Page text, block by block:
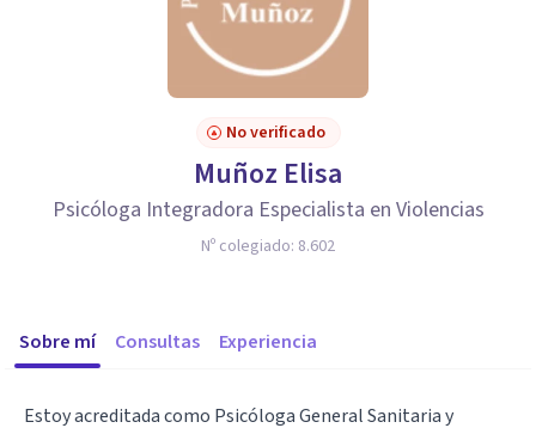
No verificado
Muñoz Elisa
Psicóloga Integradora Especialista en Violencias
Nº colegiado: 8.602
Sobre mí Consultas Experiencia
Estoy acreditada como Psicóloga General Sanitaria y